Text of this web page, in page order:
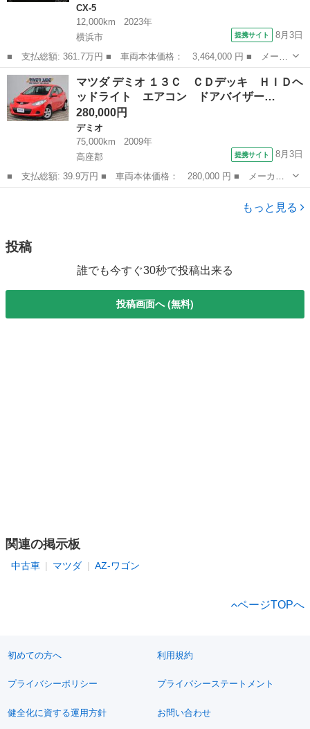
CX-5
12,000km
2023年
横浜市
提携サイト 8月3日
■ 支払総額: 361.7万円 ■ 車両本体価格： 3,464,000 円 ■ メーカ
ー名： マツダ ■ 車種名： ＣＸ－５ ■ グレード名： ２．２
ＸＤ スポーツ アピアランス ディーゼルターボ ４Ｗ サンルー
フ ＢＯ...
神奈川 横浜市 CX-5
マツダ デミオ １３Ｃ ＣＤデッキ ＨＩＤヘ
ッドライト エアコン ドアバイザー…
280,000円
デミオ
75,000km
2009年
高座郡
提携サイト 8月3日
■ 支払総額: 39.9万円 ■ 車両本体価格： 280,000 円 ■ メーカー
名： マツダ ■ 車種名： デミオ ■ グレード名： １３Ｃ ＣＤ
デッキ ＨＩＤヘッドライト エアコン ドアバイザー ■ 排気もっと見る
投稿
誰でも今すぐ30秒で投稿出来る
投稿画面へ (無料)
関連の掲示板
中古車 マツダ AZ-ワゴン
ページTOPへ
初めての方へ 利用規約
プライバシーポリシー プライバシーステートメント
健全化に資する運用方針 お問い合わせ